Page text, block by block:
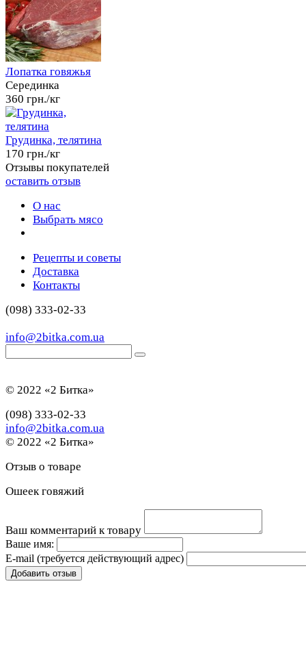
Лопатка говяжья
Серединка
360 грн./кг
Грудинка, телятина
170 грн./кг
Отзывы покупателей
оставить отзыв
О нас
Выбрать мясо
Рецепты и советы
Доставка
Контакты
(098) 333-02-33
info@2bitka.com.ua
© 2022 «2 Битка»
(098) 333-02-33
info@2bitka.com.ua
© 2022 «2 Битка»
Отзыв о товаре
Ошеек говяжий
Ваш комментарий к товару
Ваше имя:
E-mail (требуется действующий адрес)